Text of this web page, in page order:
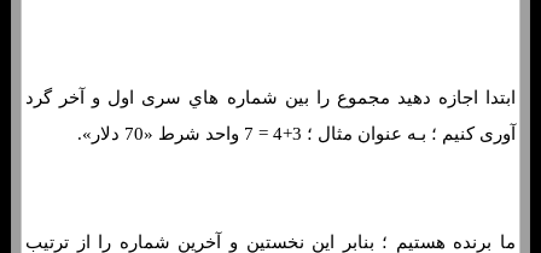
ابتدا اجازه دهید مجموع را بین شماره هاي‌ سری اول و آخر گرد
آوری کنیم ؛ بـه عنوان مثال ؛ 3+4 = 7 واحد شرط «70 دلار».
ما برنده هستیم ؛ بنابر این نخستین و آخرین شماره را از ترتیب